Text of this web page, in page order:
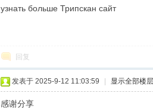
узнать больше Трипскан сайт
回复
发表于 2025-9-12 11:03:59 显示全部楼层
感谢分享